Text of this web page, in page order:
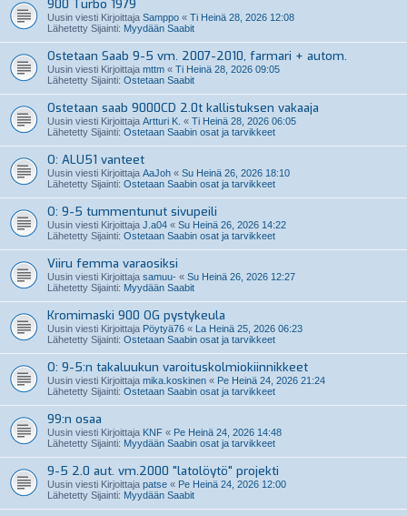
900 Turbo 1979
Uusin viesti Kirjoittaja Samppo « Ti Heinä 28, 2026 12:08
Lähetetty Sijainti: Myydään Saabit
Ostetaan Saab 9-5 vm. 2007-2010, farmari + autom.
Uusin viesti Kirjoittaja mttm « Ti Heinä 28, 2026 09:05
Lähetetty Sijainti: Ostetaan Saabit
Ostetaan saab 9000CD 2.0t kallistuksen vakaaja
Uusin viesti Kirjoittaja Artturi K. « Ti Heinä 28, 2026 06:05
Lähetetty Sijainti: Ostetaan Saabin osat ja tarvikkeet
O: ALU51 vanteet
Uusin viesti Kirjoittaja AaJoh « Su Heinä 26, 2026 18:10
Lähetetty Sijainti: Ostetaan Saabin osat ja tarvikkeet
O: 9-5 tummentunut sivupeili
Uusin viesti Kirjoittaja J.a04 « Su Heinä 26, 2026 14:22
Lähetetty Sijainti: Ostetaan Saabin osat ja tarvikkeet
Viiru femma varaosiksi
Uusin viesti Kirjoittaja samuu- « Su Heinä 26, 2026 12:27
Lähetetty Sijainti: Myydään Saabit
Kromimaski 900 OG pystykeula
Uusin viesti Kirjoittaja Pöytyä76 « La Heinä 25, 2026 06:23
Lähetetty Sijainti: Ostetaan Saabin osat ja tarvikkeet
O: 9-5:n takaluukun varoituskolmiokiinnikkeet
Uusin viesti Kirjoittaja mika.koskinen « Pe Heinä 24, 2026 21:24
Lähetetty Sijainti: Ostetaan Saabin osat ja tarvikkeet
99:n osaa
Uusin viesti Kirjoittaja KNF « Pe Heinä 24, 2026 14:48
Lähetetty Sijainti: Myydään Saabin osat ja tarvikkeet
9-5 2.0 aut. vm.2000 "latolöytö" projekti
Uusin viesti Kirjoittaja patse « Pe Heinä 24, 2026 12:00
Lähetetty Sijainti: Myydään Saabit